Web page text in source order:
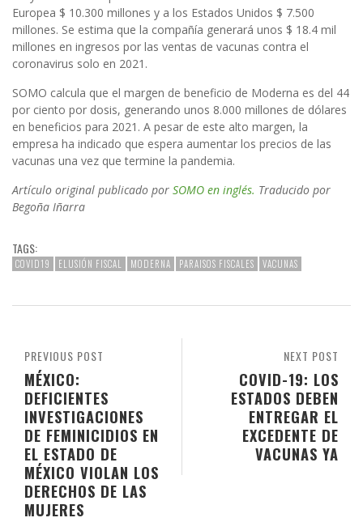
Europea $ 10.300 millones y a los Estados Unidos $ 7.500
millones. Se estima que la compañía generará unos $ 18.4 mil
millones en ingresos por las ventas de vacunas contra el
coronavirus solo en 2021.
SOMO calcula que el margen de beneficio de Moderna es del 44
por ciento por dosis, generando unos 8.000 millones de dólares
en beneficios para 2021. A pesar de este alto margen, la
empresa ha indicado que espera aumentar los precios de las
vacunas una vez que termine la pandemia.
Artículo original publicado por SOMO en inglés. Traducido por
Begoña Iñarra
TAGS:
COVID19 ELUSIÓN FISCAL MODERNA PARAISOS FISCALES VACUNAS
NEXT POST
COVID-19: LOS
ESTADOS DEBEN
ENTREGAR EL
EXCEDENTE DE
VACUNAS YA
PREVIOUS POST
MÉXICO:
DEFICIENTES
INVESTIGACIONES
DE FEMINICIDIOS EN
EL ESTADO DE
MÉXICO VIOLAN LOS
DERECHOS DE LAS
MUJERES